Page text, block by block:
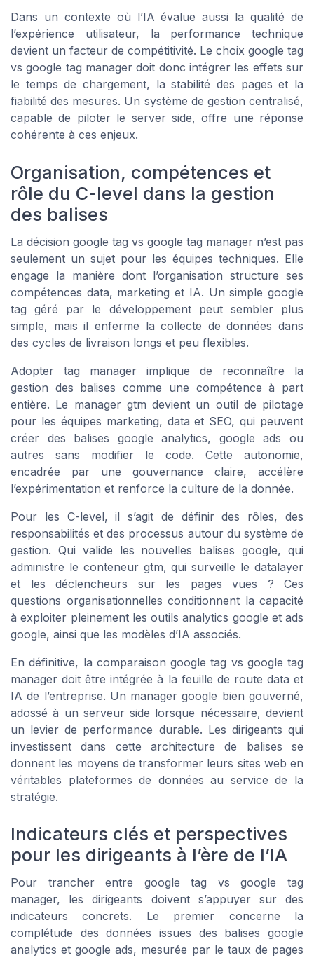
Dans un contexte où l’IA évalue aussi la qualité de
l’expérience utilisateur, la performance technique
devient un facteur de compétitivité. Le choix google tag
vs google tag manager doit donc intégrer les effets sur
le temps de chargement, la stabilité des pages et la
fiabilité des mesures. Un système de gestion centralisé,
capable de piloter le server side, offre une réponse
cohérente à ces enjeux.
Organisation, compétences et
rôle du C-level dans la gestion
des balises
La décision google tag vs google tag manager n’est pas
seulement un sujet pour les équipes techniques. Elle
engage la manière dont l’organisation structure ses
compétences data, marketing et IA. Un simple google
tag géré par le développement peut sembler plus
simple, mais il enferme la collecte de données dans
des cycles de livraison longs et peu flexibles.
Adopter tag manager implique de reconnaître la
gestion des balises comme une compétence à part
entière. Le manager gtm devient un outil de pilotage
pour les équipes marketing, data et SEO, qui peuvent
créer des balises google analytics, google ads ou
autres sans modifier le code. Cette autonomie,
encadrée par une gouvernance claire, accélère
l’expérimentation et renforce la culture de la donnée.
Pour les C-level, il s’agit de définir des rôles, des
responsabilités et des processus autour du système de
gestion. Qui valide les nouvelles balises google, qui
administre le conteneur gtm, qui surveille le datalayer
et les déclencheurs sur les pages vues ? Ces
questions organisationnelles conditionnent la capacité
à exploiter pleinement les outils analytics google et ads
google, ainsi que les modèles d’IA associés.
En définitive, la comparaison google tag vs google tag
manager doit être intégrée à la feuille de route data et
IA de l’entreprise. Un manager google bien gouverné,
adossé à un serveur side lorsque nécessaire, devient
un levier de performance durable. Les dirigeants qui
investissent dans cette architecture de balises se
donnent les moyens de transformer leurs sites web en
véritables plateformes de données au service de la
stratégie.
Indicateurs clés et perspectives
pour les dirigeants à l’ère de l’IA
Pour trancher entre google tag vs google tag
manager, les dirigeants doivent s’appuyer sur des
indicateurs concrets. Le premier concerne la
complétude des données issues des balises google
analytics et google ads, mesurée par le taux de pages